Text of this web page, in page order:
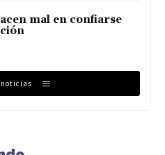
mal en confiarse
noticias